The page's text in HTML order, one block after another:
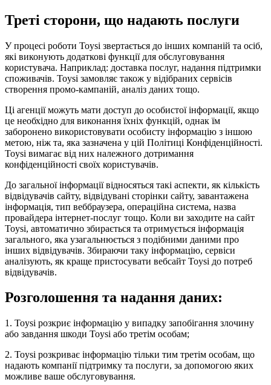
Треті сторони, що надають послуги
У процесі роботи Toysi звертається до інших компаній та осіб,
які виконують додаткові функції для обслуговування
користувача. Наприклад: доставка послуг, надання підтримки
споживачів. Toysi замовляє також у відібраних сервісів
створення промо-кампаній, аналіз даних тощо.
Ці агенції можуть мати доступ до особистої інформації, якщо
це необхідно для виконання їхніх функцій, однак їм
заборонено використовувати особисту інформацію з іншою
метою, ніж та, яка зазначена у цій Політиці Конфіденційності.
Toysi вимагає від них належного дотримання
конфіденційності своїх користувачів.
До загальної інформації відносяться такі аспекти, як кількість
відвідувачів сайту, відвідувані сторінки сайту, завантажена
інформація, тип веббраузера, операційна система, назва
провайдера інтернет-послуг тощо. Коли ви заходите на сайт
Toysi, автоматично збирається та отримується інформація
загального, яка узагальнюється з подібними даними про
інших відвідувачів. Збираючи таку інформацію, сервіси
аналізують, як краще пристосувати вебсайт Toysi до потреб
відвідувачів.
Розголошення та надання даних:
1. Toysi розкриє інформацію у випадку запобігання злочину
або завдання шкоди Toysi або третім особам;
2. Toysi розкриває інформацію тільки тим третім особам, що
надають компанії підтримку та послуги, за допомогою яких
можливе ваше обслуговування.